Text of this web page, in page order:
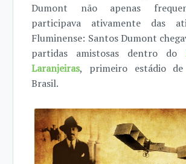
Dumont não apenas
participava ativamente das
Fluminense: Santos Dumont
partidas amistosas dentro do
Laranjeiras, primeiro estádio
Brasil.